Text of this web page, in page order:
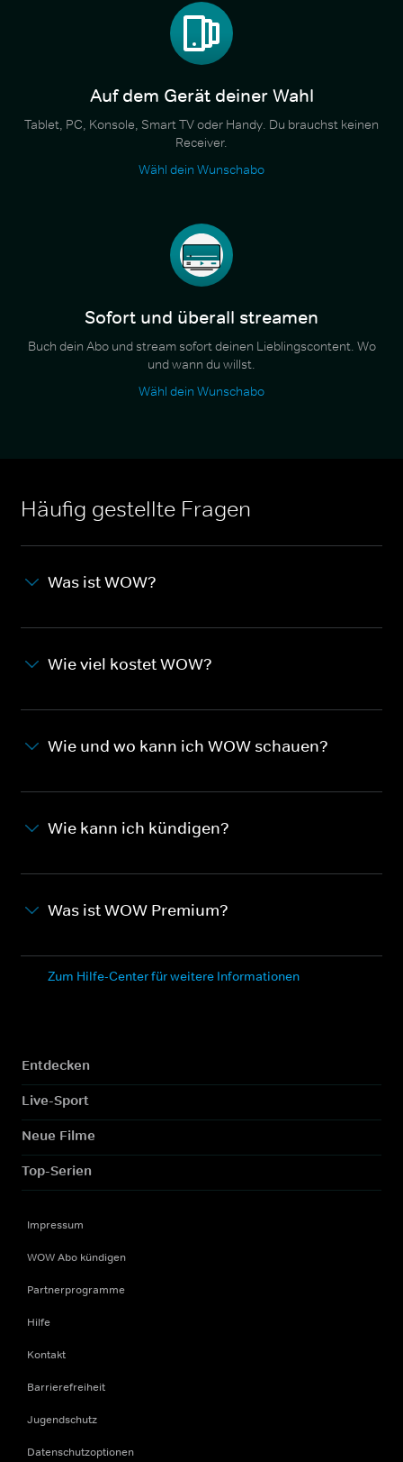
Auf dem Gerät deiner Wahl
Tablet, PC, Konsole, Smart TV oder Handy. Du brauchst keinen
Receiver.
Wähl dein Wunschabo
Sofort und überall streamen
Buch dein Abo und stream sofort deinen Lieblingscontent. Wo
und wann du willst.
Wähl dein Wunschabo
Häufig gestellte Fragen
Was ist WOW?
Wie viel kostet WOW?
Wie und wo kann ich WOW schauen?
Wie kann ich kündigen?
Was ist WOW Premium?
Zum Hilfe-Center für weitere Informationen
Entdecken
Live-Sport
Neue Filme
Top-Serien
Impressum
WOW Abo kündigen
Partnerprogramme
Hilfe
Kontakt
Barrierefreiheit
Jugendschutz
Datenschutzoptionen